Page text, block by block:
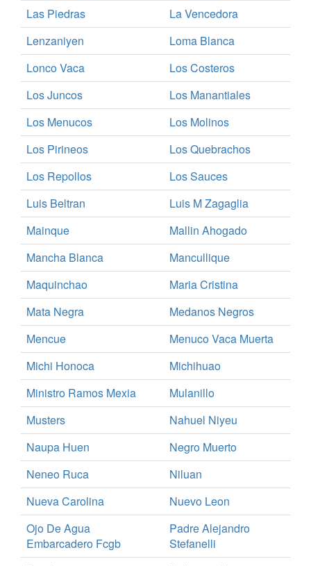
Las Piedras
La Vencedora
Lenzaniyen
Loma Blanca
Lonco Vaca
Los Costeros
Los Juncos
Los Manantiales
Los Menucos
Los Molinos
Los Pirineos
Los Quebrachos
Los Repollos
Los Sauces
Luis Beltran
Luis M Zagaglia
Mainque
Mallin Ahogado
Mancha Blanca
Mancullique
Maquinchao
Maria Cristina
Mata Negra
Medanos Negros
Mencue
Menuco Vaca Muerta
Michi Honoca
Michihuao
Ministro Ramos Mexia
Mulanillo
Musters
Nahuel Niyeu
Naupa Huen
Negro Muerto
Neneo Ruca
Niluan
Nueva Carolina
Nuevo Leon
Ojo De Agua
Embarcadero Fcgb
Padre Alejandro
Stefanelli